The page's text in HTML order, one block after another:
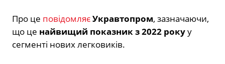
Про це повідомляєУкравтопром, зазначаючи,
що це найвищий показник з 2022 рокуу
сегменті нових легковиків.